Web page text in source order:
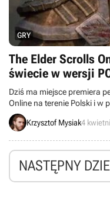
GRY
The Elder Scrolls
świecie w wersji
Dziś ma miejsce premiera
Online na terenie Polski i w
dostępny u nas zarówno w
kolekcjonerskim (Edycja
statystyki gry.
Krzysztof Mysiak4
NASTĘPNY